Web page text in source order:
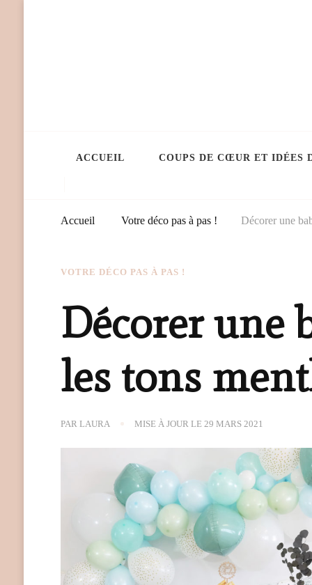
ACCUEIL COUPS DE CŒUR ET IDÉES
Accueil Votre déco pas à pas ! Décorer une
VOTRE DÉCO PAS À PAS !
Décorer une
les tons
PAR LAURA MISE À JOUR LE 29 MARS 2021